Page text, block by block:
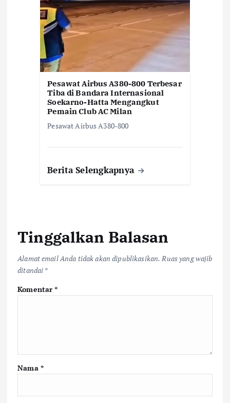
Pesawat Airbus A380-800 Terbesar
Tiba di Bandara Internasional
Soekarno-Hatta Mengangkut
Pemain Club AC Milan
Pesawat Airbus A380-800
Berita Selengkapnya
Tinggalkan Balasan
Alamat email Anda tidak akan dipublikasikan. Ruas yang wajib
ditandai *
Komentar*
Nama *